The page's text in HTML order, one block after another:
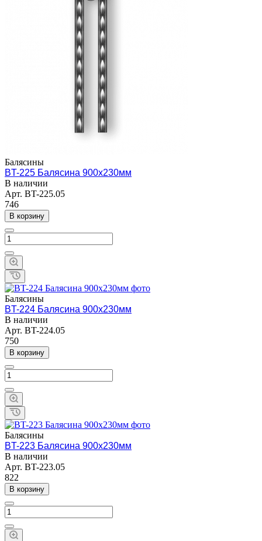
Балясины
BT-225 Балясина 900х230мм
В наличии
Арт. BT-225.05
746
В корзину
Балясины
BT-224 Балясина 900х230мм
В наличии
Арт. BT-224.05
750
В корзину
Балясины
BT-223 Балясина 900х230мм
В наличии
Арт. BT-223.05
822
В корзину